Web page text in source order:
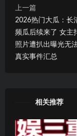
上一篇
2026热门大瓜：长
频瓜后续来了 女主
照片遭扒出曝光无
真实事件汇总
相关推荐